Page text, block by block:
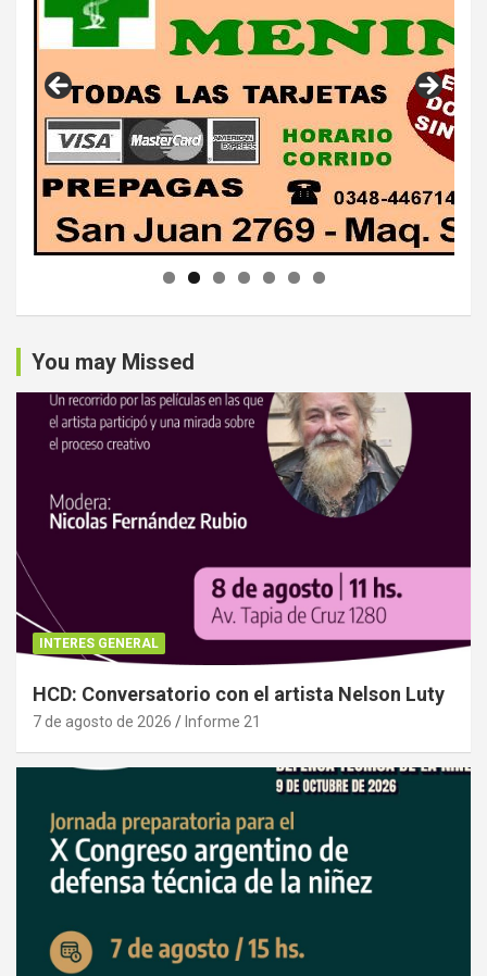
You may Missed
INTERES GENERAL
HCD: Conversatorio con el artista Nelson Luty
7 de agosto de 2026 Informe 21